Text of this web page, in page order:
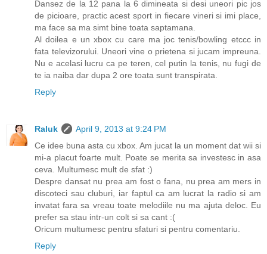
Dansez de la 12 pana la 6 dimineata si desi uneori pic jos
de picioare, practic acest sport in fiecare vineri si imi place,
ma face sa ma simt bine toata saptamana.
Al doilea e un xbox cu care ma joc tenis/bowling etccc in
fata televizorului. Uneori vine o prietena si jucam impreuna.
Nu e acelasi lucru ca pe teren, cel putin la tenis, nu fugi de
te ia naiba dar dupa 2 ore toata sunt transpirata.
Reply
Raluk
April 9, 2013 at 9:24 PM
Ce idee buna asta cu xbox. Am jucat la un moment dat wii si
mi-a placut foarte mult. Poate se merita sa investesc in asa
ceva. Multumesc mult de sfat :)
Despre dansat nu prea am fost o fana, nu prea am mers in
discoteci sau cluburi, iar faptul ca am lucrat la radio si am
invatat fara sa vreau toate melodiile nu ma ajuta deloc. Eu
prefer sa stau intr-un colt si sa cant :(
Oricum multumesc pentru sfaturi si pentru comentariu.
Reply